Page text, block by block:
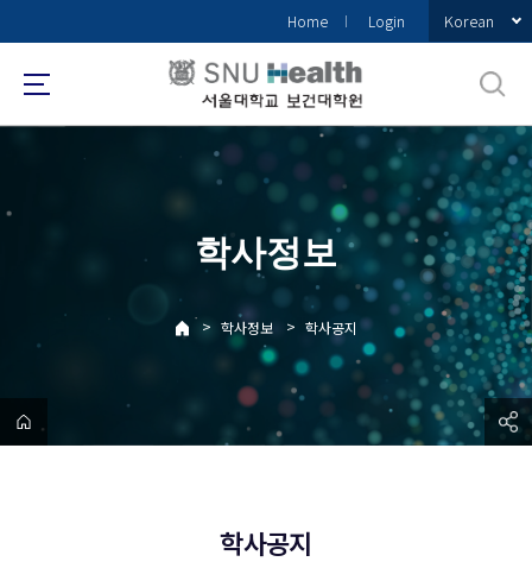
로
메
Home Login Korean
학사정보
> 학사정보 > 학사공지
학사공지